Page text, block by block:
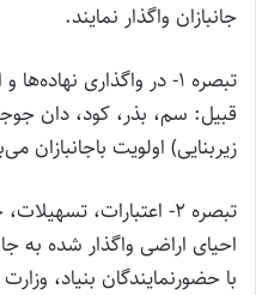
جانبازان واگذار نمایند.
‌تبصره 1- در واگذاری
قبیل: سم، بذر، کود، دان
زیربنایی) اولویت با‌جانبازان
‌تبصره 2- اعتبارات،
احیای اراضی واگذار شده به
با حضور‌نمایندگان بنیاد،